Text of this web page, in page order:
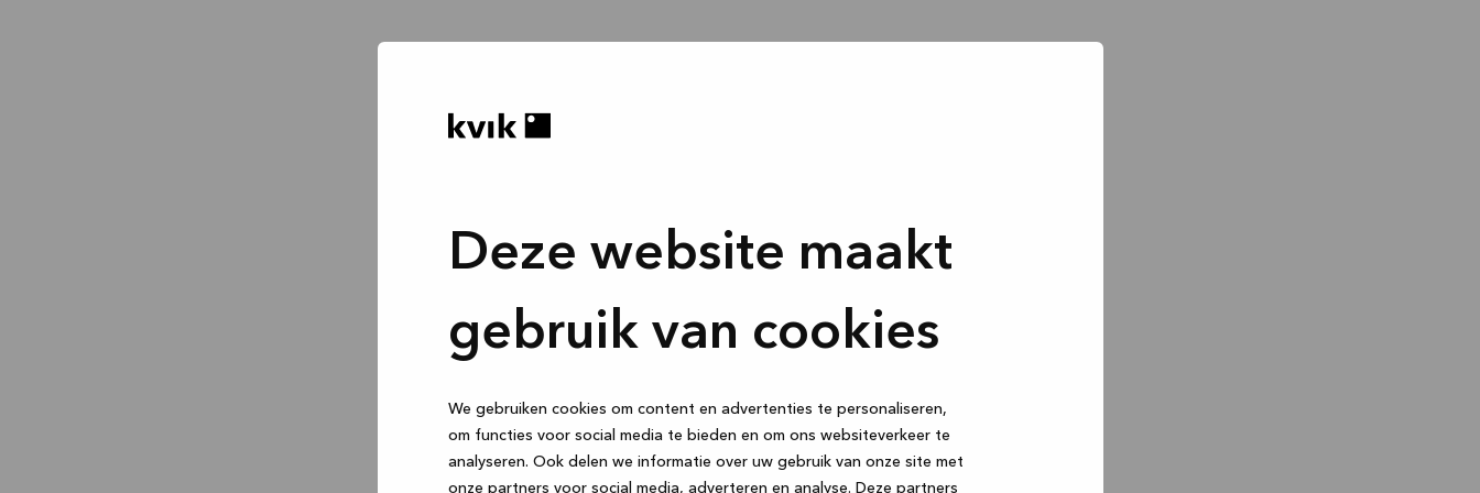
Deze website maakt
gebruik van cookies
We gebruiken cookies om content en advertenties te personaliseren,
om functies voor social media te bieden en om ons websiteverkeer te
analyseren. Ook delen we informatie over uw gebruik van onze site met
onze partners voor social media, adverteren en analyse. Deze partners